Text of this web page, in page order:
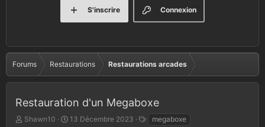
Connexion
S'inscrire
Forums Restaurations Restaurations arcades
Restauration d'un Megaboxe
A
Shawn10
D
13 Décembre 2023 megaboxe